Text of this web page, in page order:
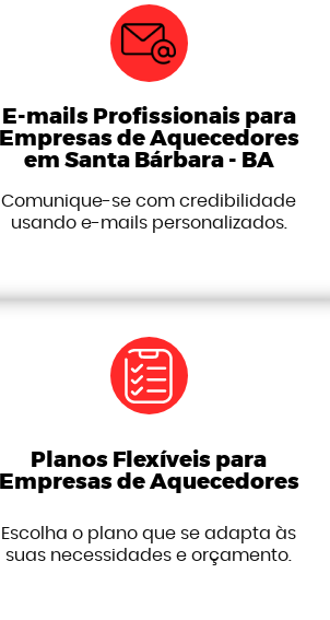
E-mails Profissionais para
Empresas de Aquecedores
em Santa Bárbara - BA
Comunique-se com credibilidade
usando e-mails personalizados.
Planos Flexíveis para
Empresas de Aquecedores
Escolha o plano que se adapta às
suas necessidades e orçamento.